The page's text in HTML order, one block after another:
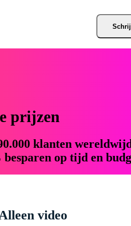
prijzen
klanten
op tijd en
video